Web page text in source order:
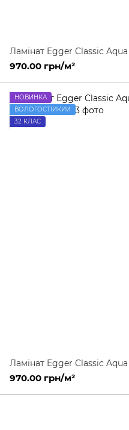
Ламінат Egger Classic
970.00 грн/м²
НОВИНКА
ВОЛОГОСТІЙКИЙ
32 КЛАС
Ламінат Egger Classic
970.00 грн/м²